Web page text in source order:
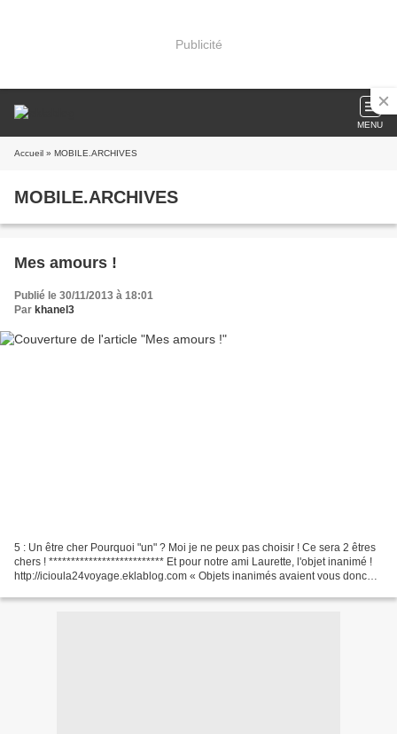
Publicité
MENU
Accueil » MOBILE.ARCHIVES
MOBILE.ARCHIVES
Mes amours !
Publié le 30/11/2013 à 18:01
Par khanel3
5 : Un être cher Pourquoi "un" ? Moi je ne peux pas choisir ! Ce sera 2 êtres
chers ! ************************** Et pour notre ami Laurette, l'objet inanimé !
http://icioula24voyage.eklablog.com « Objets inanimés avaient vous donc